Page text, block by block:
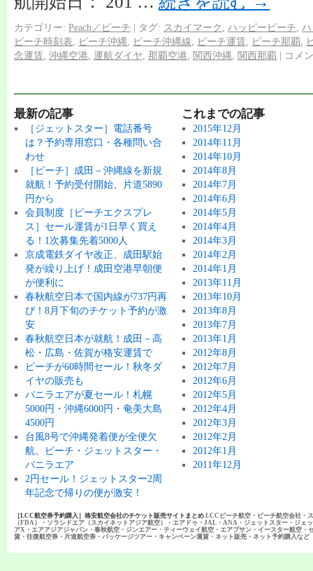
カテゴリー: Peach／ピーチ | タグ: スカイマーク ハッピーピーチ
ピーチ時刻表
ピーチ沖縄 ピーチ沖縄線 ピーチ運賃 ピーチ那覇
念運賃 沖縄空港 運航ダイヤ 那覇空港 関西沖縄 関西那覇 | コメ
最新の記事
［ジェットスター］電話番号
は？予約専用窓口・各種問い合
わせ
［ピーチ］成田－沖縄線を新規
就航！予約受付開始、片道5890
円から
会員制度［ピーチエクスプレ
ス］セール運賃が1日早く買え
る！1次募集先着5000人
京成電鉄ダイヤ改正、成田駅始
発が繰り上げ！成田空港早朝便
が便利に
春秋航空日本で国内線が737円再
び！8月下旬のチケット予約が激
安
春秋航空日本が就航！成田－高
松・広島・佐賀が格安運賃で
ピーチが60時間セール！秋冬ダ
イヤの販売も
バニラエアが夏セール！札幌
5000円・沖縄6000円・奄美大島
4500円
台風8号で沖縄発着便が全便欠
航。ピーチ・ジェットスター・
バニラエア
2円セール！ジェットスター2周
年記念で帰りの便が激安！
これまでの記事
2015年12月
2014年11月
2014年10月
2014年8月
2014年7月
2014年6月
2014年5月
2014年4月
2014年3月
2014年2月
2014年1月
2013年11月
2013年10月
2013年8月
2013年7月
2013年1月
2012年8月
2012年7月
2012年6月
2012年5月
2012年4月
2012年3月
2012年2月
2012年1月
2011年12月
［LCC航空券予約購入］格安航空会社のチケット販売サイトまとめ LCCピーチ航空・ピーチ航空会社・
（FDA）・ソラシドエア（スカイネットアジア航空）・エアドゥ・JAL・ANA・ジェットスター・ジェ
アX・エアアジアジャパン・春秋航空・ジンエアー・ティーウェイ航空・エアプサン・イースター航空
賃・往復航空券・片道航空券・パッケージツアー・キャンペーン運賃・ネット販売・ネット予約購入など